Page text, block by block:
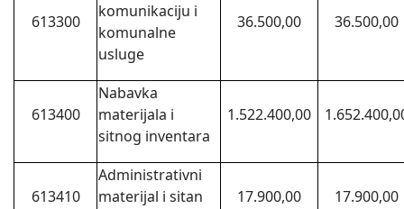
613300
komunikaciju i
komunalne
usluge
36.500,00 36.500,00
613400
Nabavka
materijala i
sitnog inventara
1.522.400,00
613410
Administrativni
materijal i sitan
17.900,00 17.900,00